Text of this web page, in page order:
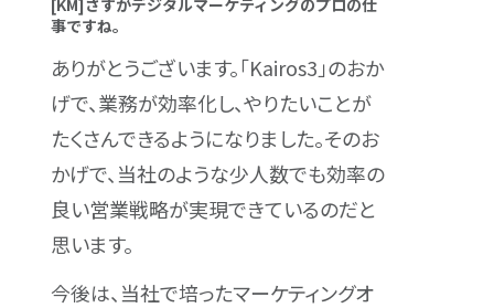
事ですね。
ありがとうございます。「Kairos3」のおか
げで、業務が効率化し、やりたいことが
たくさんできるようになりました。そのお
かげで、当社のような少人数でも効率の
良い営業戦略が実現できているのだと
思います。
今後は、当社で培ったマーケティングオ